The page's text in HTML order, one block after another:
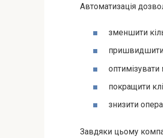
Автоматизація
зменшити
покращити
знизити
Завдяки цьому